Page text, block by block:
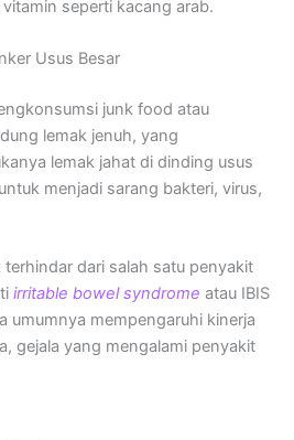
seperti kacang arab.
Usus Besar
junk food atau
lemak jenuh, yang
lemak jahat di dinding usus
menjadi sarang bakteri, virus,
dari salah satu penyakit
irritable bowel syndrome atau IBIS
umumnya mempengaruhi kinerja
gejala yang mengalami penyakit